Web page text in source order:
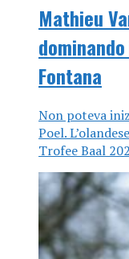
Mathieu
Fontana
Non poteva
Poel.
Trofee Baal